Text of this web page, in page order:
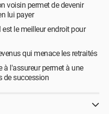
voisin permet de devenir
lui payer
le meilleur endroit pour
qui menace les retraités
à l'assureur permet à une
de succession